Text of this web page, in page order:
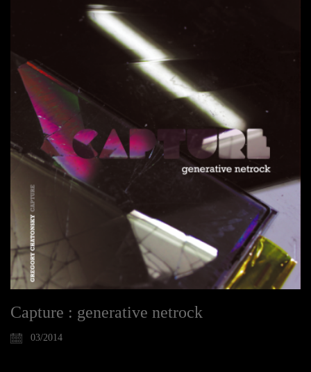
Capture : generative netrock
03/2014